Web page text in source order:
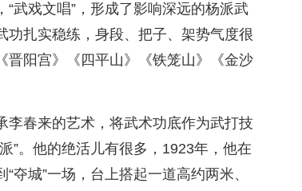
武戏文唱”，形成了影响深远的杨派武
扎实稳练，身段、把子、架势气度很
晋阳宫》《四平山》《铁笼山》《金沙
春来的艺术，将武术功底作为武打技
”。他的绝活儿有很多，1923年，他在
夺城”一场，台上搭起一道高约两米、